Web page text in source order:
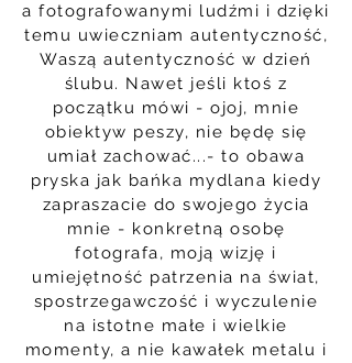
a fotografowanymi ludźmi i dzięki
temu uwieczniam autentyczność,
Waszą autentyczność w dzień
ślubu. Nawet jeśli ktoś z
początku mówi - ojoj, mnie
obiektyw peszy, nie będę się
umiał zachować...- to obawa
pryska jak bańka mydlana kiedy
zapraszacie do swojego życia
mnie - konkretną osobę
fotografa, moją wizję i
umiejętność patrzenia na świat,
spostrzegawczość i wyczulenie
na istotne małe i wielkie
momenty, a nie kawałek metalu i